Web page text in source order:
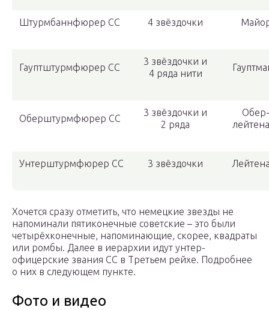
Штурмбаннфюрер СС 4 звёздочки
Гауптштурмфюрер СС
3 звёздочки и
4 ряда нити
Оберштурмфюрер СС
3 звёздочки и
2 ряда
Обер-
Унтерштурмфюрер СС 3 звёздочки
Хочется сразу отметить, что немецкие звезды не
напоминали пятиконечные советские – это были
четырёхконечные, напоминающие, скорее, квадраты
или ромбы. Далее в иерархии идут унтер-
офицерские звания СС в Третьем рейхе. Подробнее
о них в следующем пункте.
Фото и видео